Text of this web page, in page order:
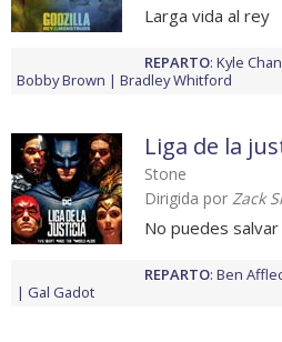
Larga vida al rey
REPARTO: Kyle
Bobby Brown
Bradley Whitford
Liga de la
Stone
Dirigida por Zack
No puedes
REPARTO: Ben
Gal Gadot